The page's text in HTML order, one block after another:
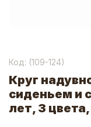
Код: (109-124)
Круг
сиденьем и
лет, 3